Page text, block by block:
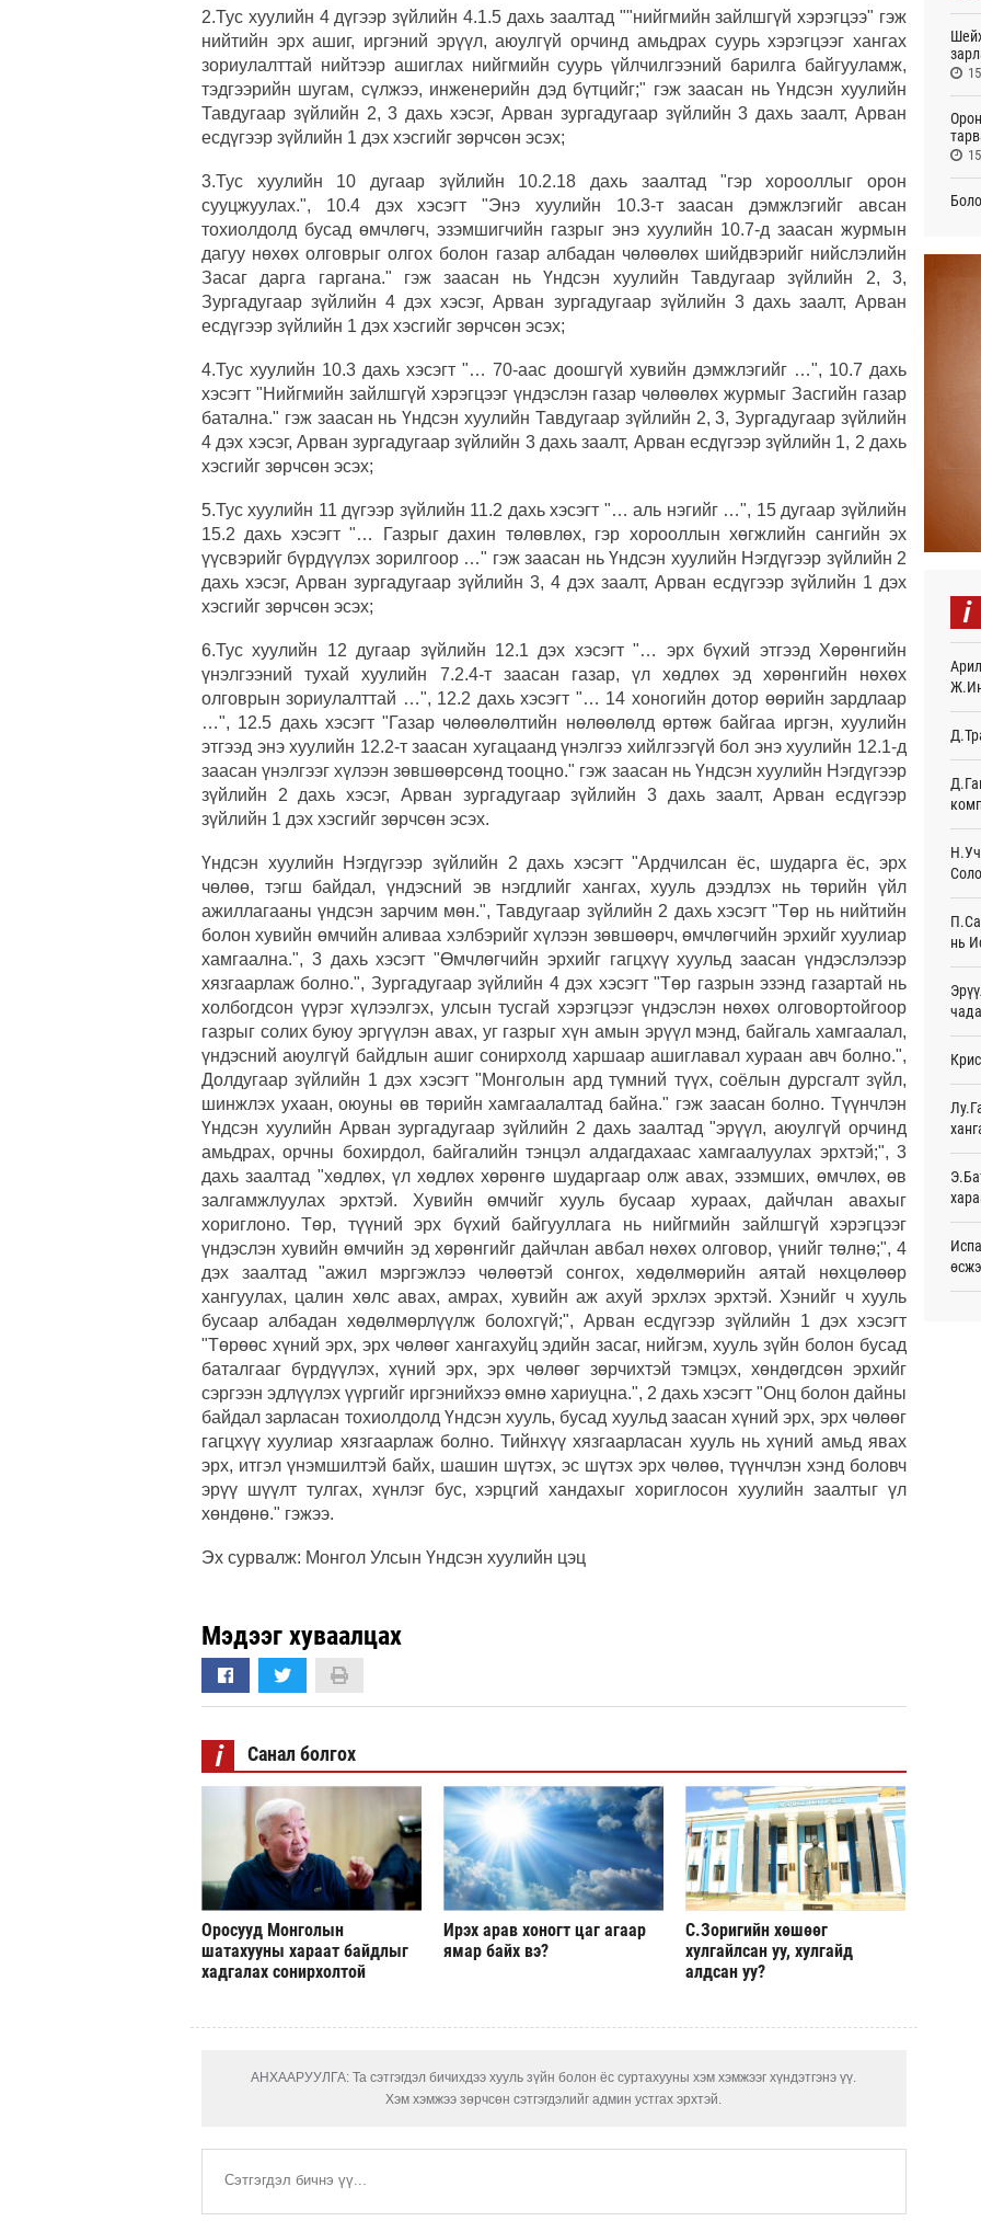
2.Тус хуулийн 4 дүгээр зүйлийн 4.1.5 дахь заалтад ""нийгмийн зайлшгүй хэрэгцээ" гэж
нийтийн эрх ашиг, иргэний эрүүл, аюулгүй орчинд амьдрах суурь хэрэгцээг хангах
зориулалттай нийтээр ашиглах нийгмийн суурь үйлчилгээний барилга байгууламж,
тэдгээрийн шугам, сүлжээ, инженерийн дэд бүтцийг;" гэж заасан нь Үндсэн хуулийн
Тавдугаар зүйлийн 2, 3 дахь хэсэг, Арван зургадугаар зүйлийн 3 дахь заалт, Арван
есдүгээр зүйлийн 1 дэх хэсгийг зөрчсөн эсэх;
3.Тус хуулийн 10 дугаар зүйлийн 10.2.18 дахь заалтад "гэр хорооллыг орон
сууцжуулах.", 10.4 дэх хэсэгт "Энэ хуулийн 10.3-т заасан дэмжлэгийг авсан
тохиолдолд бусад өмчлөгч, эзэмшигчийн газрыг энэ хуулийн 10.7-д заасан журмын
дагуу нөхөх олговрыг олгох болон газар албадан чөлөөлөх шийдвэрийг нийслэлийн
Засаг дарга гаргана." гэж заасан нь Үндсэн хуулийн Тавдугаар зүйлийн 2, 3,
Зургадугаар зүйлийн 4 дэх хэсэг, Арван зургадугаар зүйлийн 3 дахь заалт, Арван
есдүгээр зүйлийн 1 дэх хэсгийг зөрчсөн эсэх;
4.Тус хуулийн 10.3 дахь хэсэгт "… 70-аас доошгүй хувийн дэмжлэгийг …", 10.7 дахь
хэсэгт "Нийгмийн зайлшгүй хэрэгцээг үндэслэн газар чөлөөлөх журмыг Засгийн газар
батална." гэж заасан нь Үндсэн хуулийн Тавдугаар зүйлийн 2, 3, Зургадугаар зүйлийн
4 дэх хэсэг, Арван зургадугаар зүйлийн 3 дахь заалт, Арван есдүгээр зүйлийн 1, 2 дахь
хэсгийг зөрчсөн эсэх;
5.Тус хуулийн 11 дүгээр зүйлийн 11.2 дахь хэсэгт "… аль нэгийг …", 15 дугаар зүйлийн
15.2 дахь хэсэгт "… Газрыг дахин төлөвлөх, гэр хорооллын хөгжлийн сангийн эх
үүсвэрийг бүрдүүлэх зорилгоор …" гэж заасан нь Үндсэн хуулийн Нэгдүгээр зүйлийн 2
дахь хэсэг, Арван зургадугаар зүйлийн 3, 4 дэх заалт, Арван есдүгээр зүйлийн 1 дэх
хэсгийг зөрчсөн эсэх;
6.Тус хуулийн 12 дугаар зүйлийн 12.1 дэх хэсэгт "… эрх бүхий этгээд Хөрөнгийн
үнэлгээний тухай хуулийн 7.2.4-т заасан газар, үл хөдлөх эд хөрөнгийн нөхөх
олговрын зориулалттай …", 12.2 дахь хэсэгт "… 14 хоногийн дотор өөрийн зардлаар
…", 12.5 дахь хэсэгт "Газар чөлөөлөлтийн нөлөөлөлд өртөж байгаа иргэн, хуулийн
этгээд энэ хуулийн 12.2-т заасан хугацаанд үнэлгээ хийлгээгүй бол энэ хуулийн 12.1-д
заасан үнэлгээг хүлээн зөвшөөрсөнд тооцно." гэж заасан нь Үндсэн хуулийн Нэгдүгээр
зүйлийн 2 дахь хэсэг, Арван зургадугаар зүйлийн 3 дахь заалт, Арван есдүгээр
зүйлийн 1 дэх хэсгийг зөрчсөн эсэх.
Үндсэн хуулийн Нэгдүгээр зүйлийн 2 дахь хэсэгт "Ардчилсан ёс, шударга ёс, эрх
чөлөө, тэгш байдал, үндэсний эв нэгдлийг хангах, хууль дээдлэх нь төрийн үйл
ажиллагааны үндсэн зарчим мөн.", Тавдугаар зүйлийн 2 дахь хэсэгт "Төр нь нийтийн
болон хувийн өмчийн аливаа хэлбэрийг хүлээн зөвшөөрч, өмчлөгчийн эрхийг хуулиар
хамгаална.", 3 дахь хэсэгт "Өмчлөгчийн эрхийг гагцхүү хуульд заасан үндэслэлээр
хязгаарлаж болно.", Зургадугаар зүйлийн 4 дэх хэсэгт "Төр газрын эзэнд газартай нь
холбогдсон үүрэг хүлээлгэх, улсын тусгай хэрэгцээг үндэслэн нөхөх олговортойгоор
газрыг солих буюу эргүүлэн авах, уг газрыг хүн амын эрүүл мэнд, байгаль хамгаалал,
үндэсний аюулгүй байдлын ашиг сонирхолд харшаар ашиглавал хураан авч болно.",
Долдугаар зүйлийн 1 дэх хэсэгт "Монголын ард түмний түүх, соёлын дурсгалт зүйл,
шинжлэх ухаан, оюуны өв төрийн хамгаалалтад байна." гэж заасан болно. Түүнчлэн
Үндсэн хуулийн Арван зургадугаар зүйлийн 2 дахь заалтад "эрүүл, аюулгүй орчинд
амьдрах, орчны бохирдол, байгалийн тэнцэл алдагдахаас хамгаалуулах эрхтэй;", 3
дахь заалтад "хөдлөх, үл хөдлөх хөрөнгө шударгаар олж авах, эзэмших, өмчлөх, өв
залгамжлуулах эрхтэй. Хувийн өмчийг хууль бусаар хураах, дайчлан авахыг
хориглоно. Төр, түүний эрх бүхий байгууллага нь нийгмийн зайлшгүй хэрэгцээг
үндэслэн хувийн өмчийн эд хөрөнгийг дайчлан авбал нөхөх олговор, үнийг төлнө;", 4
дэх заалтад "ажил мэргэжлээ чөлөөтэй сонгох, хөдөлмөрийн аятай нөхцөлөөр
хангуулах, цалин хөлс авах, амрах, хувийн аж ахуй эрхлэх эрхтэй. Хэнийг ч хууль
бусаар албадан хөдөлмөрлүүлж болохгүй;", Арван есдүгээр зүйлийн 1 дэх хэсэгт
"Төрөөс хүний эрх, эрх чөлөөг хангахуйц эдийн засаг, нийгэм, хууль зүйн болон бусад
баталгааг бүрдүүлэх, хүний эрх, эрх чөлөөг зөрчихтэй тэмцэх, хөндөгдсөн эрхийг
сэргээн эдлүүлэх үүргийг иргэнийхээ өмнө хариуцна.", 2 дахь хэсэгт "Онц болон дайны
байдал зарласан тохиолдолд Үндсэн хууль, бусад хуульд заасан хүний эрх, эрх чөлөөг
гагцхүү хуулиар хязгаарлаж болно. Тийнхүү хязгаарласан хууль нь хүний амьд явах
эрх, итгэл үнэмшилтэй байх, шашин шүтэх, эс шүтэх эрх чөлөө, түүнчлэн хэнд боловч
эрүү шүүлт тулгах, хүнлэг бус, хэрцгий хандахыг хориглосон хуулийн заалтыг үл
хөндөнө." гэжээ.
Эх сурвалж: Монгол Улсын Үндсэн хуулийн цэц
Мэдээг хуваалцах
i Санал болгох
Оросууд Монголын
шатахууны хараат байдлыг
хадгалах сонирхолтой
Ирэх арав хоногт цаг агаар
ямар байх вэ?
С.Зоригийн хөшөөг
хулгайлсан уу, хулгайд
алдсан уу?
АНХААРУУЛГА: Та сэтгэгдэл бичихдээ хууль зүйн болон ёс суртахууны хэм хэмжээг хүндэтгэнэ үү.
Хэм хэмжээ зөрчсөн сэтгэгдэлийг админ устгах эрхтэй.
Энэ
i
нь